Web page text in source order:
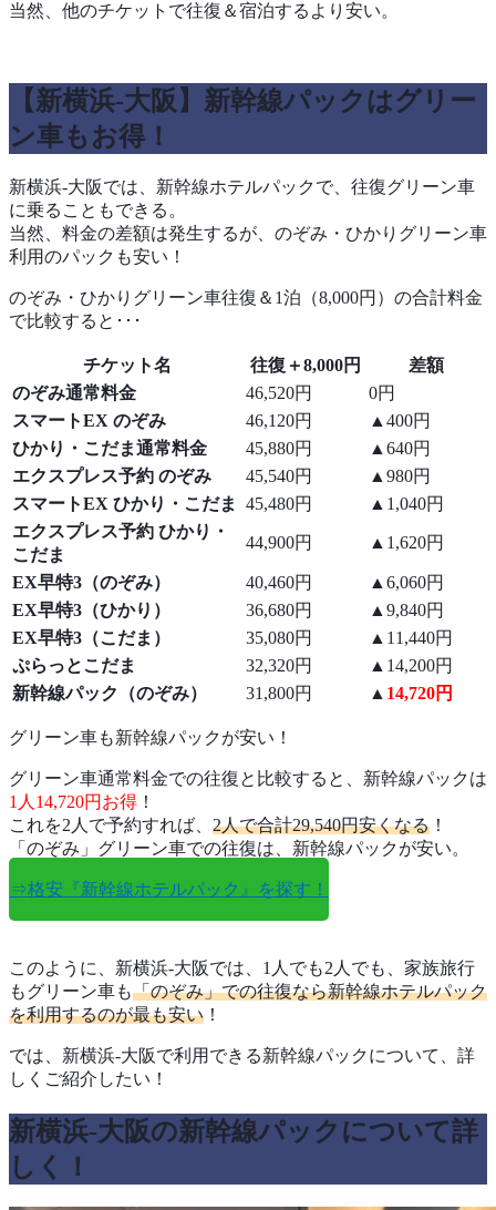
当然、他のチケットで往復＆宿泊するより安い。
【新横浜-大阪】新幹線パックはグリー
ン車もお得！
新横浜-大阪では、新幹線ホテルパックで、往復グリーン車
に乗ることもできる。
当然、料金の差額は発生するが、のぞみ・ひかりグリーン車
利用のパックも安い！
のぞみ・ひかりグリーン車往復＆1泊（8,000円）の合計料金
で比較すると･･･
チケット名 往復＋8,000円
差額
のぞみ通常料金
46,520円
0円
スマートEX のぞみ
46,120円
▲400円
ひかり・こだま通常料金
45,880円
▲640円
エクスプレス予約 のぞみ
45,540円
▲980円
スマートEX ひかり・こだま
45,480円
▲1,040円
エクスプレス予約 ひかり・
こだま
44,900円 ▲1,620円
EX早特3（のぞみ） 40,460円
▲6,060円
EX早特3（ひかり）
36,680円
▲9,840円
EX早特3（こだま）
35,080円
▲11,440円
ぷらっとこだま
32,320円
▲14,200円
新幹線パック（のぞみ）
31,800円 ▲ 14,720円
グリーン車も新幹線パックが安い！
グリーン車通常料金での往復と比較すると、新幹線パックは
1人14,720円お得 ！
これを2人で予約すれば、 2人で合計29,540円安くなる ！
「のぞみ」グリーン車での往復は、新幹線パックが安い。
⇒格安『新幹線ホテルパック』を探す！
このように、新横浜-大阪では、1人でも2人でも、家族旅行
もグリーン車も「のぞみ」での往復なら新幹線ホテルパック
を利用するのが最も安い ！
では、新横浜-大阪で利用できる新幹線パックについて、詳
しくご紹介したい！
新横浜-大阪の新幹線パックについて詳
しく！